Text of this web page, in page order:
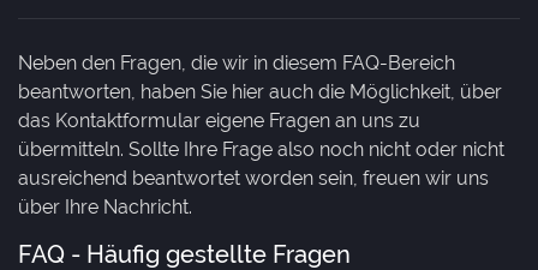
Neben den Fragen, die wir in diesem FAQ-Bereich
beantworten, haben Sie hier auch die Möglichkeit, über
das Kontaktformular eigene Fragen an uns zu
übermitteln. Sollte Ihre Frage also noch nicht oder nicht
ausreichend beantwortet worden sein, freuen wir uns
über Ihre Nachricht.
FAQ - Häufig gestellte Fragen